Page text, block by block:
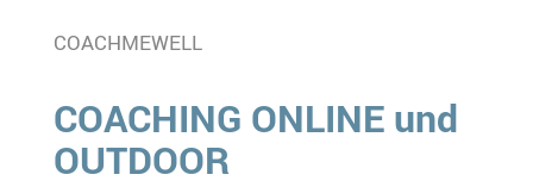
COACHMEWELL
COACHING ONLINE und
OUTDOOR